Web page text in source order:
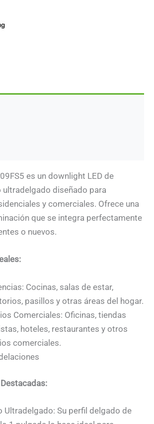
es un downlight LED de
diseñado para
y comerciales. Ofrece una
que se integra perfectamente
o nuevos.
Cocinas, salas de estar,
pasillos y otras áreas del hogar.
Comerciales: Oficinas, tiendas
hoteles, restaurantes y otros
comerciales.
Ultradelgado: Su perfil delgado de